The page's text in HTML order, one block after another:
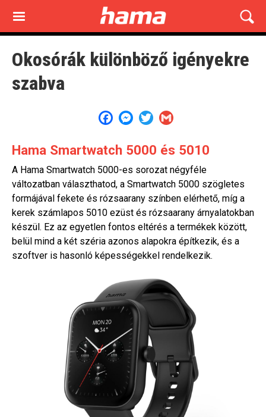
main
content
Okosórák különböző igényekre
szabva
FacebookMessenger
Twitter
Hama Smartwatch 5000 és 5010
A Hama Smartwatch 5000-es sorozat négyféle
változatban választhatod, a Smartwatch 5000 szögletes
formájával fekete és rózsaarany színben elérhető, míg a
kerek számlapos 5010 ezüst és rózsaarany árnyalatokban
készül. Ez az egyetlen fontos eltérés a termékek között,
belül mind a két széria azonos alapokra építkezik, és a
szoftver is hasonló képességekkel rendelkezik.